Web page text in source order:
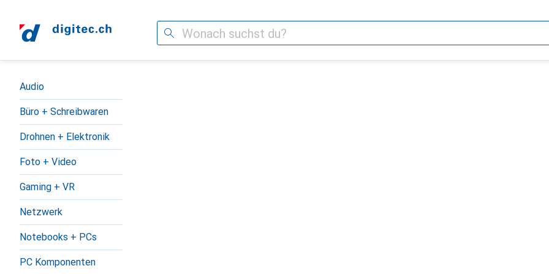
Suche
Navigation nach Kategorien
Audio
Büro + Schreibwaren
Drohnen + Elektronik
Foto + Video
Gaming + VR
Netzwerk
Notebooks + PCs
PC Komponenten